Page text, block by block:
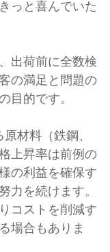
っと喜んでいた
出荷前に全数検
の満足と問題の
目的です。
材料（鉄鋼、
上昇率は前例の
の利益を確保す
力を続けます。
コストを削減す
場合もありま